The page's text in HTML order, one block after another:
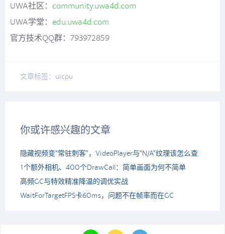
UWA社区： community.uwa4d.com
UWA学堂： edu.uwa4d.com
官方技术QQ群：793972859
文章标签： uicpu
你或许感兴趣的文章
隐藏视频变“常驻刺客”，VideoPlayer与“N/A”纹理该怎么查
1个额外相机、400个DrawCall：简单画面为何不简单
高频GC与特效精准降温的调优实战
WaitForTargetFPS卡60ms，问题不在帧率而在GC